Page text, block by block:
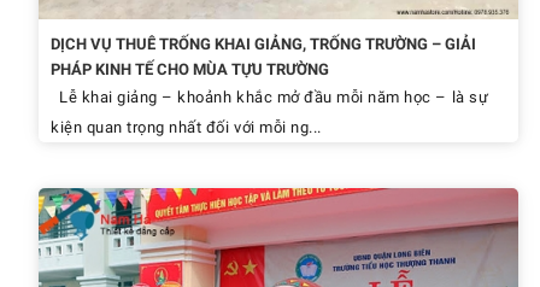
DỊCH VỤ THUÊ TRỐNG KHAI GIẢNG, TRỐNG TRƯỜNG – GIẢI
PHÁP KINH TẾ CHO MÙA TỰU TRƯỜNG
Lễ khai giảng – khoảnh khắc mở đầu mỗi năm học – là sự
kiện quan trọng nhất đối với mỗi ng...